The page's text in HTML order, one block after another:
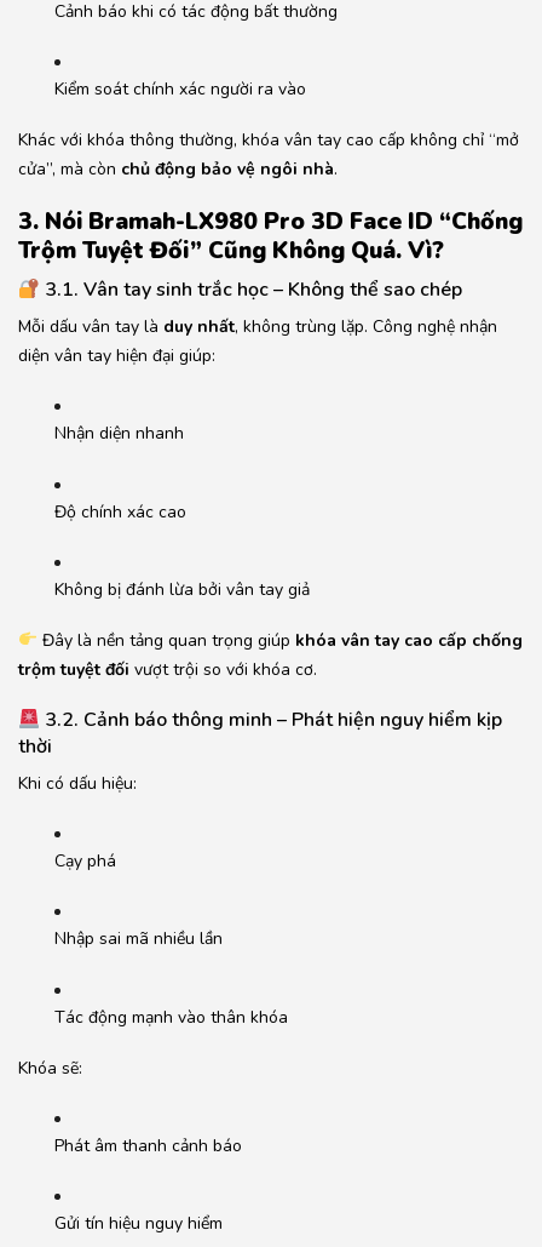
Cảnh báo khi có tác động bất thường
Kiểm soát chính xác người ra vào
Khác với khóa thông thường, khóa vân tay cao cấp không chỉ “mở
cửa”, mà còn chủ động bảo vệ ngôi nhà.
3. Nói Bramah-LX980 Pro 3D Face ID “Chống
Trộm Tuyệt Đối” Cũng Không Quá. Vì?
3.1. Vân tay sinh trắc học – Không thể sao chép
Mỗi dấu vân tay là duy nhất, không trùng lặp. Công nghệ nhận
diện vân tay hiện đại giúp:
Nhận diện nhanh
Độ chính xác cao
Không bị đánh lừa bởi vân tay giả
Đây là nền tảng quan trọng giúp khóa vân tay cao cấp chống
trộm tuyệt đối vượt trội so với khóa cơ.
3.2. Cảnh báo thông minh – Phát hiện nguy hiểm kịp
thời
Khi có dấu hiệu:
Cạy phá
Nhập sai mã nhiều lần
Tác động mạnh vào thân khóa
Khóa sẽ:
Phát âm thanh cảnh báo
Gửi tín hiệu nguy hiểm